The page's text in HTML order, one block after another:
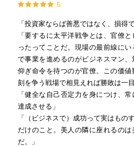
5
「投資家ならば善悪ではなく、損得
「要するに太平洋戦争とは、官僚
ったってことだ。現場の最前線に
で事業を進めるのがビジネスマン
仰ぎ命令を待つのが官僚。この価
刻を争う戦場で相見えれば勝敗は一目
「健全な自己否定力を身につけ、
達成させる」
「（ビジネスで）成功って実はもの
だけのこと。美人の隣に座れるの
だ。」